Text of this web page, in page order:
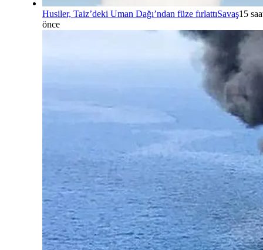
Husiler, Taiz’deki Uman Dağı’ndan füze fırlattıSavaş15
önce